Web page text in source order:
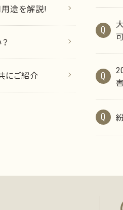
途を解説!
にご紹介